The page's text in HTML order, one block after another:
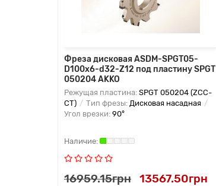
Фреза дисковая ASDM-SPGT05-
D100x6-d32-Z12 под пластину SPGT
050204 AKKO
Режущая пластина: SPGT 050204 (ZCC-
CT)
Тип фрезы: Дисковая насадная
Угол врезки: 90°
16959.15грн 13567.50грн